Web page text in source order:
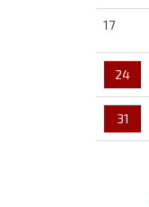
17
24
31